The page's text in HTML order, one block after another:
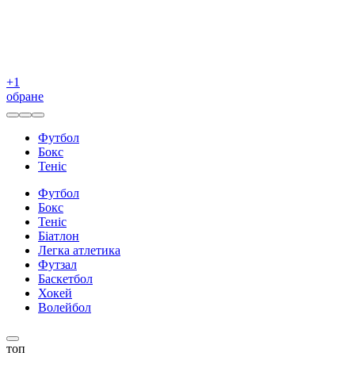
+1
обране
Футбол
Бокс
Теніс
Футбол
Бокс
Теніс
Біатлон
Легка атлетика
Футзал
Баскетбол
Хокей
Волейбол
топ